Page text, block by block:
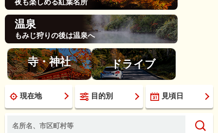
夜も楽しめる紅葉名所
温泉
もみじ狩りの後は温泉へ
寺・神社 ドライブ
現在地 目的別 見頃日